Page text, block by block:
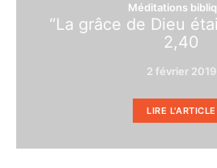
Méditations
“La grâce de Dieu
2,40
2 février 2019
LIRE L'ARTICLE